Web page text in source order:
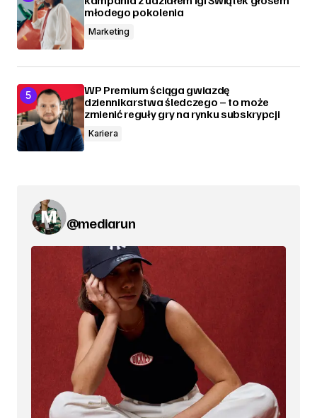
młodego pokolenia
Marketing
WP Premium ściąga gwiazdę
dziennikarstwa śledczego – to może
zmienić reguły gry na rynku subskrypcji
Kariera
@mediarun